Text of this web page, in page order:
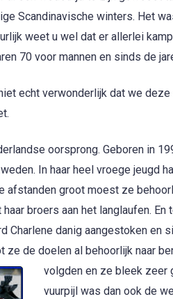
Scandinavische winters. Het
weet u wel dat er allerlei
70 voor mannen en sinds de
echt verwonderlijk dat we
oorsprong. Geboren in
In haar heel vroege jeugd
groot moest ze
broers aan het langlaufen. En
Charlene danig aangestoken en
ze de doelen al behoorlijk naar
volgden en ze bleek zeer
vuurpijl was dan ook de